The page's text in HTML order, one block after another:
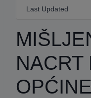
Last Updated
NACRT